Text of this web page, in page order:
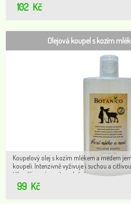
102 Kč
Olejová koupel s kozím
Koupelový olej s kozím mlékem a medem
koupeli. Intenzivně vyživuje i suchou a
tělu příjemný pocit uvolnění.
99 Kč